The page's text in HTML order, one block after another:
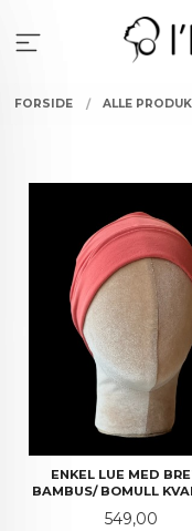
innholdet
FORSIDE ALLE
ENKEL LUE MED
BAMBUS/ BOMULL
Pris
549,00